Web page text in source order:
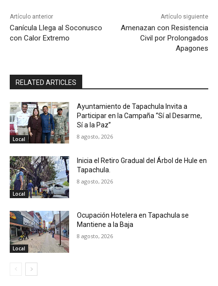
Artículo anterior
Canícula Llega al Soconusco
con Calor Extremo
Artículo siguiente
Amenazan con Resistencia
Civil por Prolongados
Apagones
RELATED ARTICLES
Local
Ayuntamiento de Tapachula Invita a
Participar en la Campaña “Sí al Desarme,
Sí a la Paz”
8 agosto, 2026
Local
Inicia el Retiro Gradual del Árbol de Hule en
Tapachula.
8 agosto, 2026
Local
Ocupación Hotelera en Tapachula se
Mantiene a la Baja
8 agosto, 2026